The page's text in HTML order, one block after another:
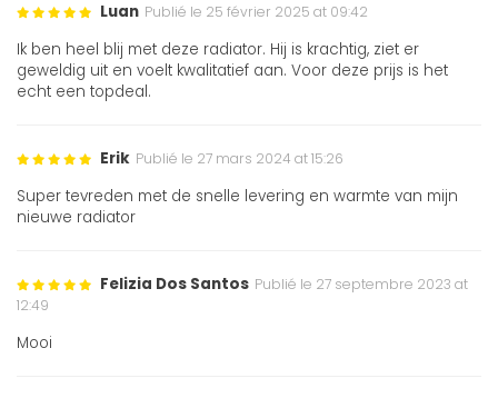
Luan Publié le 25 février 2025 at 09:42
Ik ben heel blij met deze radiator. Hij is krachtig, ziet er
geweldig uit en voelt kwalitatief aan. Voor deze prijs is het
echt een topdeal.
Erik Publié le 27 mars 2024 at 15:26
Super tevreden met de snelle levering en warmte van mijn
nieuwe radiator
Felizia Dos Santos Publié le 27 septembre 2023 at
12:49
Mooi